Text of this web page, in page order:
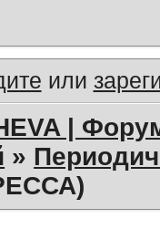
или
|
»